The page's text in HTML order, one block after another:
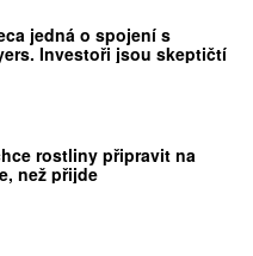
jedná o spojení s
Investoři jsou skeptičtí
rostliny připravit na
než přijde